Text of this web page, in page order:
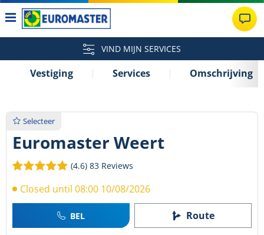
VIND MIJN SERVICES
Vestiging Services Omschrijving
Selecteer
Euromaster Weert
(4.6) 83 Reviews
Closed until 08:00 10/08/2026
BEL Route